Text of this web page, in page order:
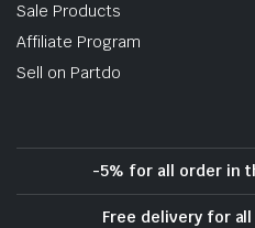
Sale Products
Affiliate Program
Sell on Partdo
-5% for all order in
Free delivery for